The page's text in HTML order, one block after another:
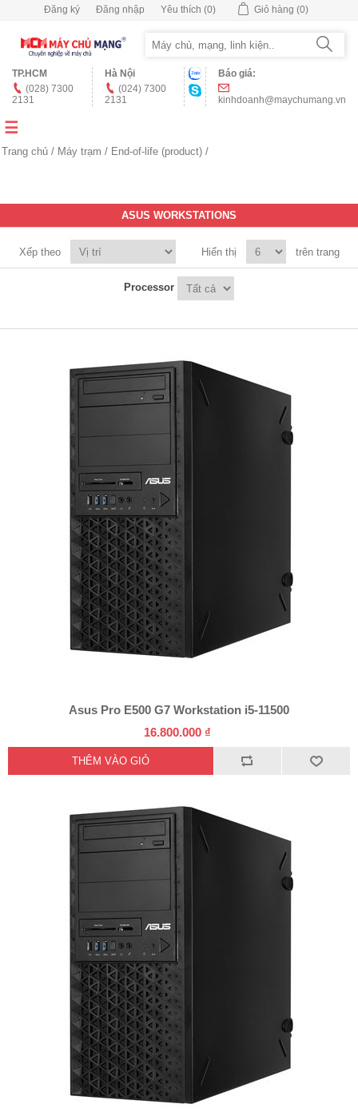
Đăng ký Đăng nhập Yêu thích (0) Giỏ hàng (0)
TP.HCM
(028) 7300
2131
Hà Nội
(024) 7300
2131
Báo giá:
kinhdoanh@maychumang.vn
Trang chủ / Máy trạm / End-of-life (product) /
ASUS WORKSTATIONS
Xếp theo Hiển thị trên trang
Processor
Asus Pro E500 G7 Workstation i5-11500
16.800.000 ₫